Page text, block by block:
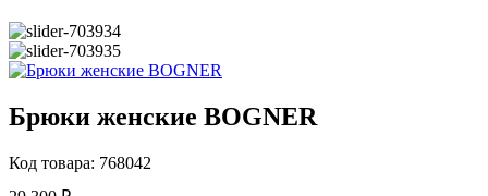
Брюки женские BOGNER
Код товара: 768042